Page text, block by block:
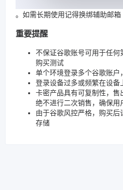
。如需长期使用记得换绑辅助邮箱
重要提醒
不保证谷歌账号可用于任
购买测试
单个环境登录多个谷歌账户
登录设备过多或频繁在设备
卡密产品具有可复制性，
绝不进行二次销售，确保用
由于谷歌风控严格，购买后
存储